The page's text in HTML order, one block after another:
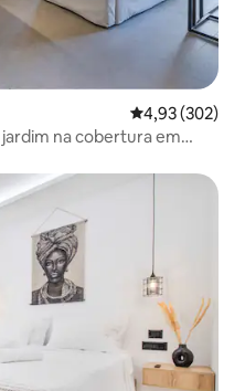
Classificação
4,93 (302)
na cobertura em
apreciados